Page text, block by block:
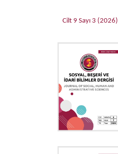
Cilt 9 Sayı 3 (2026)